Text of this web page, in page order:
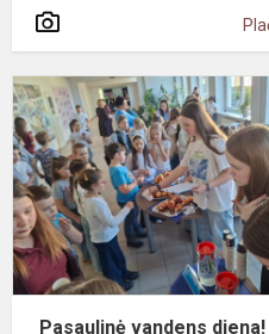
Nenurašyk,
palaikyk!
Pasaulinė vandens diena!